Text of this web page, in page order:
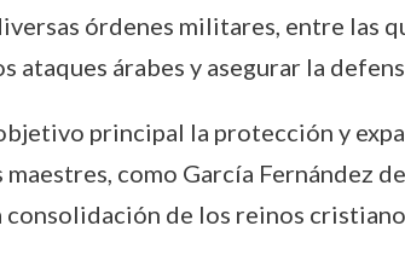
órdenes militares, entre las
ataques árabes y asegurar la
principal la protección y
como García Fernández
de los reinos